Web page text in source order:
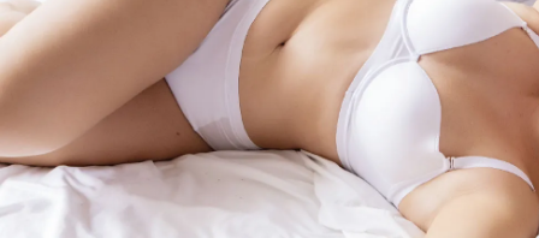
RITUALES CAMISETAS
BODIES
ACCESORIOS
LO MÁS VENDIDO
MATERNIDAD